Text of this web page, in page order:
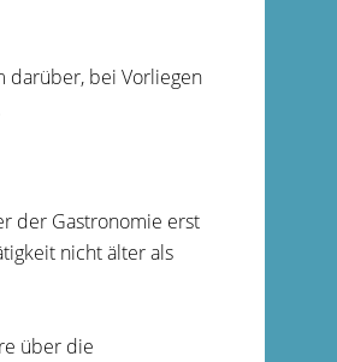
darüber, bei Vorliegen
der Gastronomie erst
nicht älter als
über die